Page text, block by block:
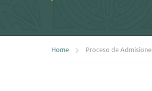
Home Proceso de